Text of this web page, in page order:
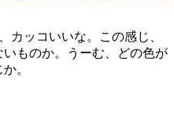
カッコいいな。この感じ、
ものか。うーむ、どの色が
。